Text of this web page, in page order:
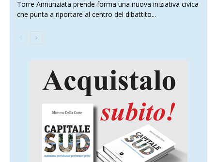
Torre Annunziata prende forma una nuova iniziativa civica
che punta a riportare al centro del dibattito...